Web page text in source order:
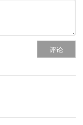
评论